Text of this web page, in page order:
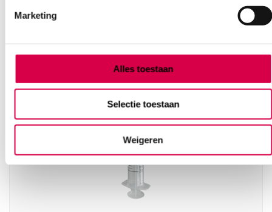
Marketing
Alles toestaan
Selectie toestaan
Weigeren
25.50